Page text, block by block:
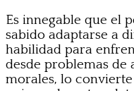
Es innegable que el
sabido adaptarse a
habilidad para
desde problemas de
morales, lo